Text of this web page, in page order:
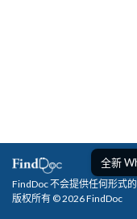
全新
FindDoc 不会提供任何形式
版权所有 © 2026 FindDoc